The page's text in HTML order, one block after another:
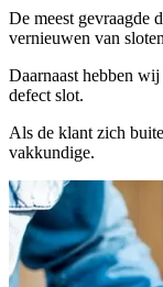
De meest gevraagde
vernieuwen van
Daarnaast hebben
defect slot.
Als de klant zich
vakkundige.